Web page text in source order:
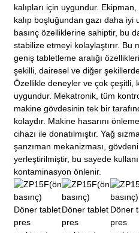
kalıpları için uygundur.
kalıp boşluğundan gazı daha iyi
basınç özelliklerine sahiptir, bu
stabilize etmeyi kolaylaştırır. Bu
geniş tabletleme aralığı
şekilli, dairesel ve diğer
Özellikle deneyler ve çok çeşitli,
uygundur. Mekatronik, tüm
makine gövdesinin tek bir
kolaydır. Makine hasarını
cihazı ile donatılmıştır. Yağ
şanzıman mekanizması,
yerleştirilmiştir, bu sayede
kontaminasyon önlenir.